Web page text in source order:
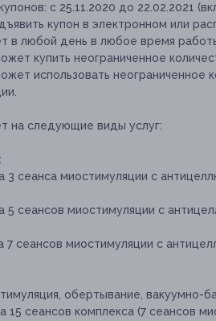
с 25.11.2020 до 22.02.2021
купон в электронном или
в любой день в любое время
купить неограниченное
использовать неограниченное
на следующие виды услуг:
3 сеанса миостимуляции с
5 сеансов миостимуляции с
7 сеансов миостимуляции с
обертывание, вакуумно-
15 сеансов комплекса (7 сеансов